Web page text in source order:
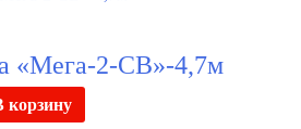
«Мега-2-СВ»-4,7м
корзину